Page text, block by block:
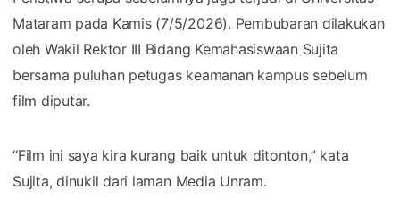
Mataram pada Kamis (7/5/2026). Pembubaran dilakukan
oleh Wakil Rektor III Bidang Kemahasiswaan Sujita
bersama puluhan petugas keamanan kampus sebelum
film diputar.
“Film ini saya kira kurang baik untuk ditonton,” kata
Sujita, dinukil dari laman Media Unram.